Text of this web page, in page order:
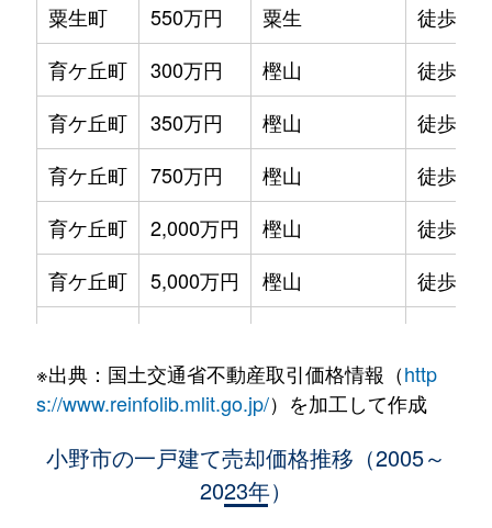
粟生町
550万円 粟生
徒歩6分
育ケ丘町
300万円 樫山
徒歩8分
育ケ丘町
350万円 樫山
徒歩9分
育ケ丘町
750万円 樫山
徒歩13
育ケ丘町
2,000万円 樫山
徒歩13
育ケ丘町
5,000万円 樫山
徒歩12
王子町
6,000万円 小野(兵庫)
徒歩20
2,000万円 小野(兵庫)
※出典：国土交通省不動産取引価格情報（http
s://www.reinfolib.mlit.go.jp/）を加工して作成
小野市の一戸建て売却価格推移（2005～
2023年）